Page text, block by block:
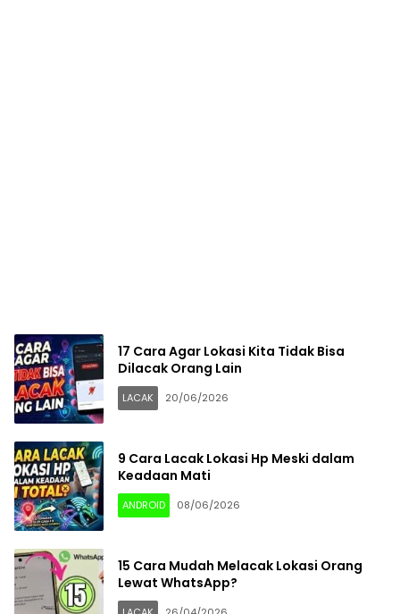
17 Cara Agar Lokasi Kita Tidak Bisa
Dilacak Orang Lain
LACAK 20/06/2026
9 Cara Lacak Lokasi Hp Meski dalam
Keadaan Mati
ANDROID 08/06/2026
15 Cara Mudah Melacak Lokasi Orang
Lewat WhatsApp?